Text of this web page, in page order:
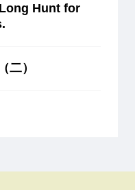
Hunt for
二）